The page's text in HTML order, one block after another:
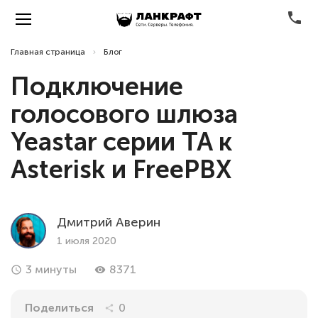
phone
Главная страница Блог
Подключение
голосового шлюза
Yeastar серии TA к
Asterisk и FreePBX
Дмитрий Аверин
1 июля 2020
access_time 3 минуты remove_red_eye 8371
Поделиться share 0